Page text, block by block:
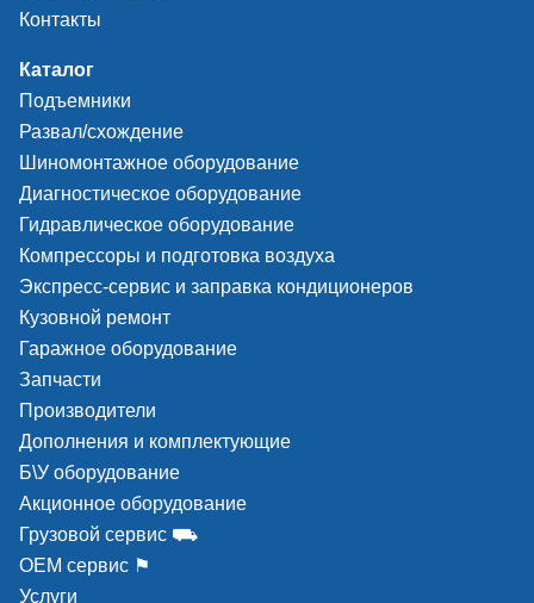
Контакты
Каталог
Подъемники
Развал/схождение
Шиномонтажное оборудование
Диагностическое оборудование
Гидравлическое оборудование
Компрессоры и подготовка воздуха
Экспресс-сервис и заправка кондиционеров
Кузовной ремонт
Гаражное оборудование
Запчасти
Производители
Дополнения и комплектующие
Б\У оборудование
Акционное оборудование
Грузовой сервис ⛟
ОЕМ сервис ⚑
Услуги